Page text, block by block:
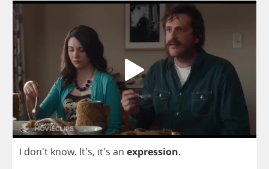
I don't know. It's, it's an expression.